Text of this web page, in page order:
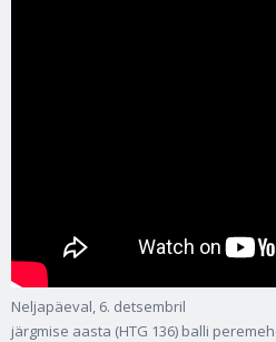
Neljapäeval, 6. detsembril
järgmise aasta (HTG 136) balli